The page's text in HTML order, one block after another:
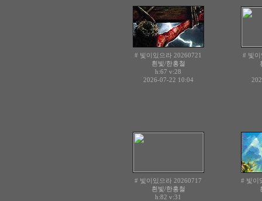
# 빛이있으라 20260721
흰빛/한홍철
h:67 v:28
2026-07-22 10:04
# 빛
# 빛이있으라 20260717
흰빛/한홍철
h:82 v:31
# 빛이